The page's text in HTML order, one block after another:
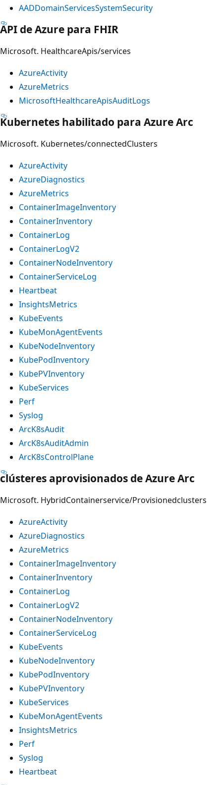
AADDomainServicesSystemSecurity
API de Azure para FHIR
Microsoft. HealthcareApis/services
AzureActivity
AzureMetrics
MicrosoftHealthcareApisAuditLogs
Kubernetes habilitado para Azure Arc
Microsoft. Kubernetes/connectedClusters
AzureActivity
AzureDiagnostics
AzureMetrics
ContainerImageInventory
ContainerInventory
ContainerLog
ContainerLogV2
ContainerNodeInventory
ContainerServiceLog
Heartbeat
InsightsMetrics
KubeEvents
KubeMonAgentEvents
KubeNodeInventory
KubePodInventory
KubePVInventory
KubeServices
Perf
Syslog
ArcK8sAudit
ArcK8sAuditAdmin
ArcK8sControlPlane
clústeres aprovisionados de Azure Arc
Microsoft. HybridContainerservice/Provisionedclusters
AzureActivity
AzureDiagnostics
AzureMetrics
ContainerImageInventory
ContainerInventory
ContainerLog
ContainerLogV2
ContainerNodeInventory
ContainerServiceLog
KubeEvents
KubeNodeInventory
KubePodInventory
KubePVInventory
KubeServices
KubeMonAgentEvents
InsightsMetrics
Perf
Syslog
Heartbeat